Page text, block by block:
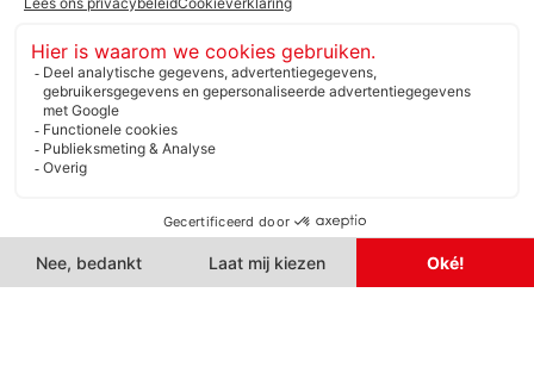
Lensen Projectinrichters B.V.
Schimminck 1
5301 KR Zaltbommel
+31(0)88 599 05 99
info@lensen.nl